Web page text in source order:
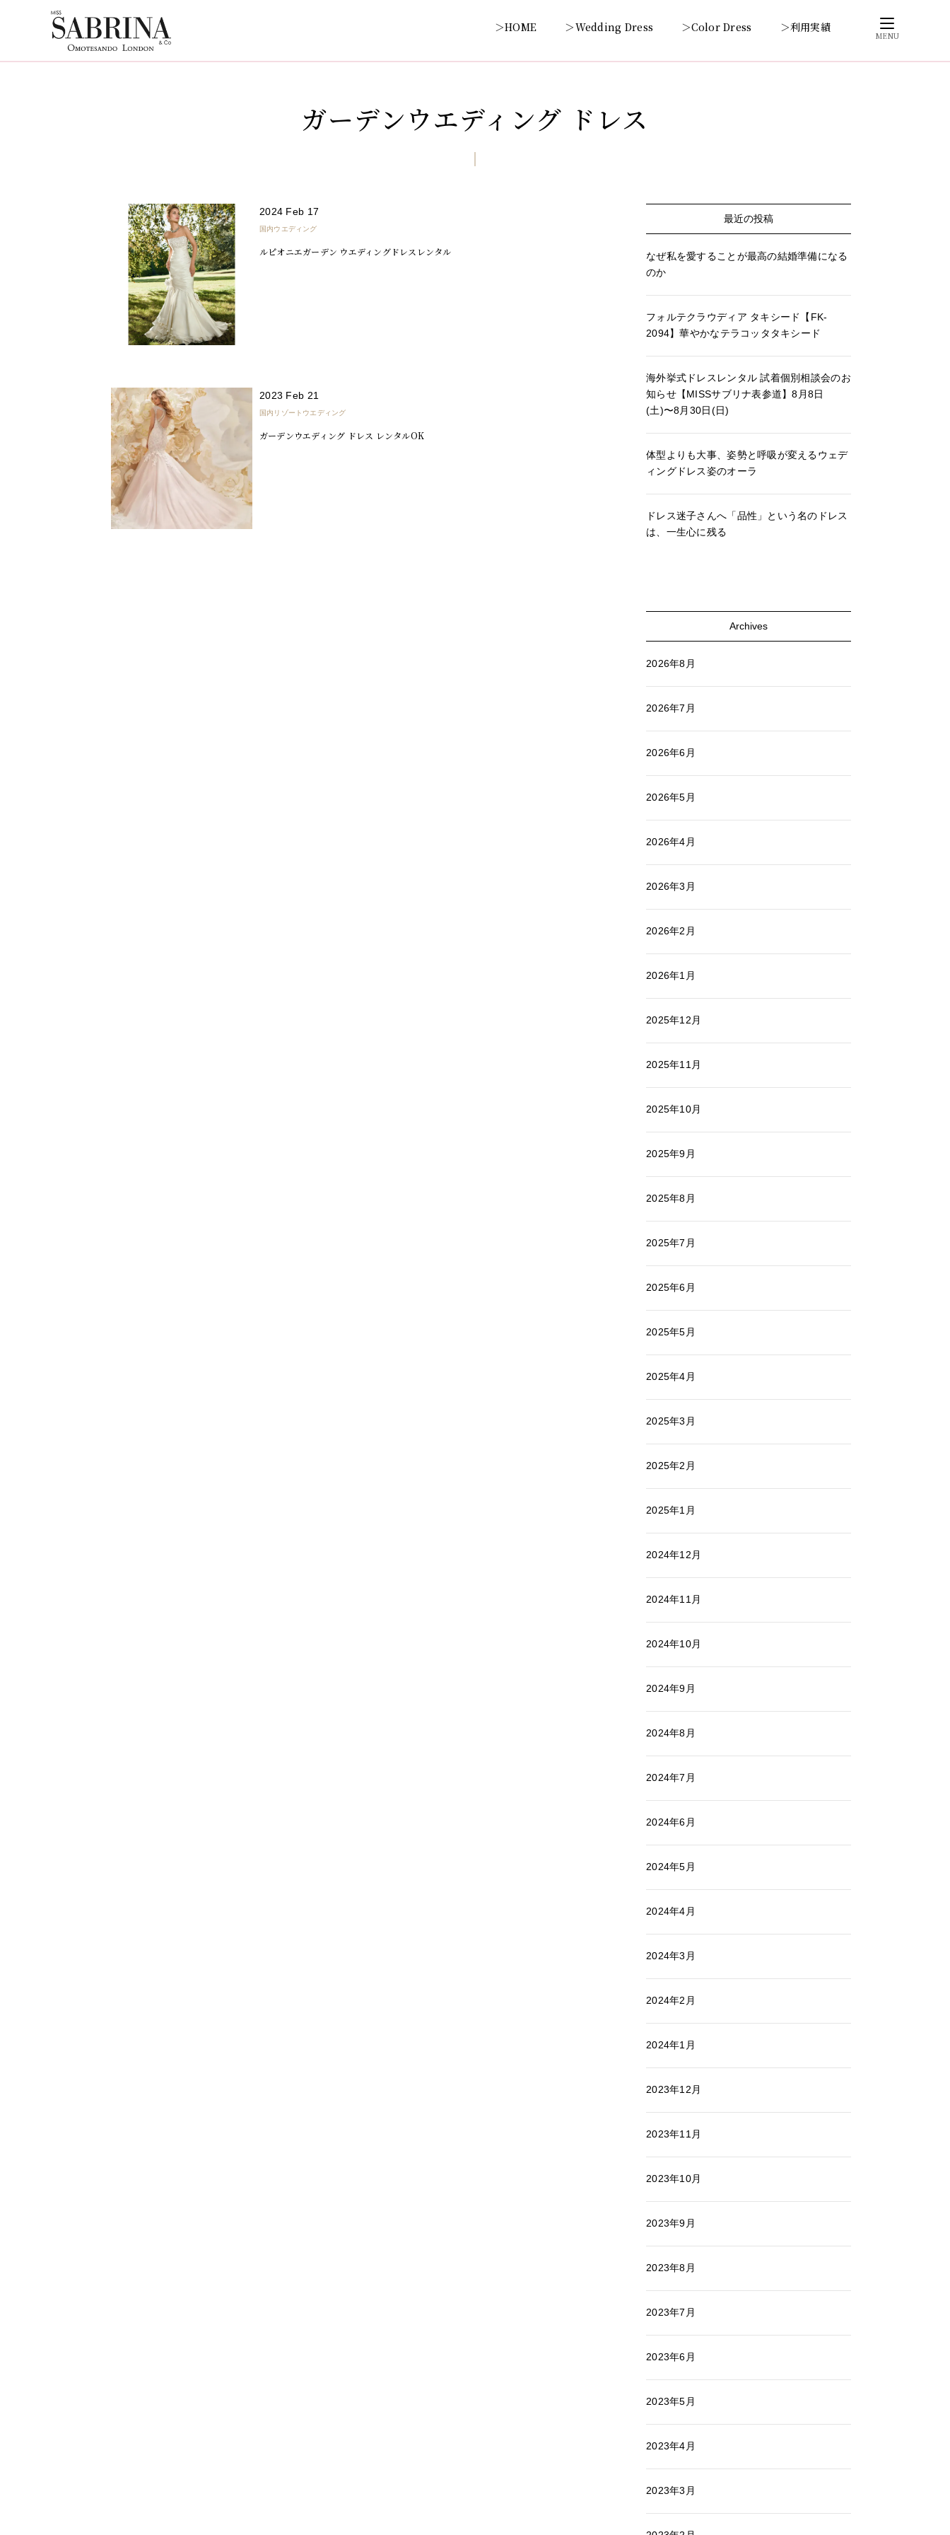
＞HOME ＞Wedding Dress ＞Color Dress ＞利用実績
MENU
ガーデンウエディング ドレス
2024 Feb 17
国内ウエディング
ルピオニエガーデン ウエディングドレスレンタル
2023 Feb 21
国内リゾートウエディング
ガーデンウエディング ドレス レンタルOK
最近の投稿
なぜ私を愛することが最高の結婚準備になる
のか
フォルテクラウディア タキシード【FK-
2094】華やかなテラコッタタキシード
海外挙式ドレスレンタル 試着個別相談会のお
知らせ【MISSサブリナ表参道】8月8日
(土)〜8月30日(日)
体型よりも大事、姿勢と呼吸が変えるウェデ
ィングドレス姿のオーラ
ドレス迷子さんへ「品性」という名のドレス
は、一生心に残る
Archives
2026年8月
2026年7月
2026年6月
2026年5月
2026年4月
2026年3月
2026年2月
2026年1月
2025年12月
2025年11月
2025年10月
2025年9月
2025年8月
2025年7月
2025年6月
2025年5月
2025年4月
2025年3月
2025年2月
2025年1月
2024年12月
2024年11月
2024年10月
2024年9月
2024年8月
2024年7月
2024年6月
2024年5月
2024年4月
2024年3月
2024年2月
2024年1月
2023年12月
2023年11月
2023年10月
2023年9月
2023年8月
2023年7月
2023年6月
2023年5月
2023年4月
2023年3月